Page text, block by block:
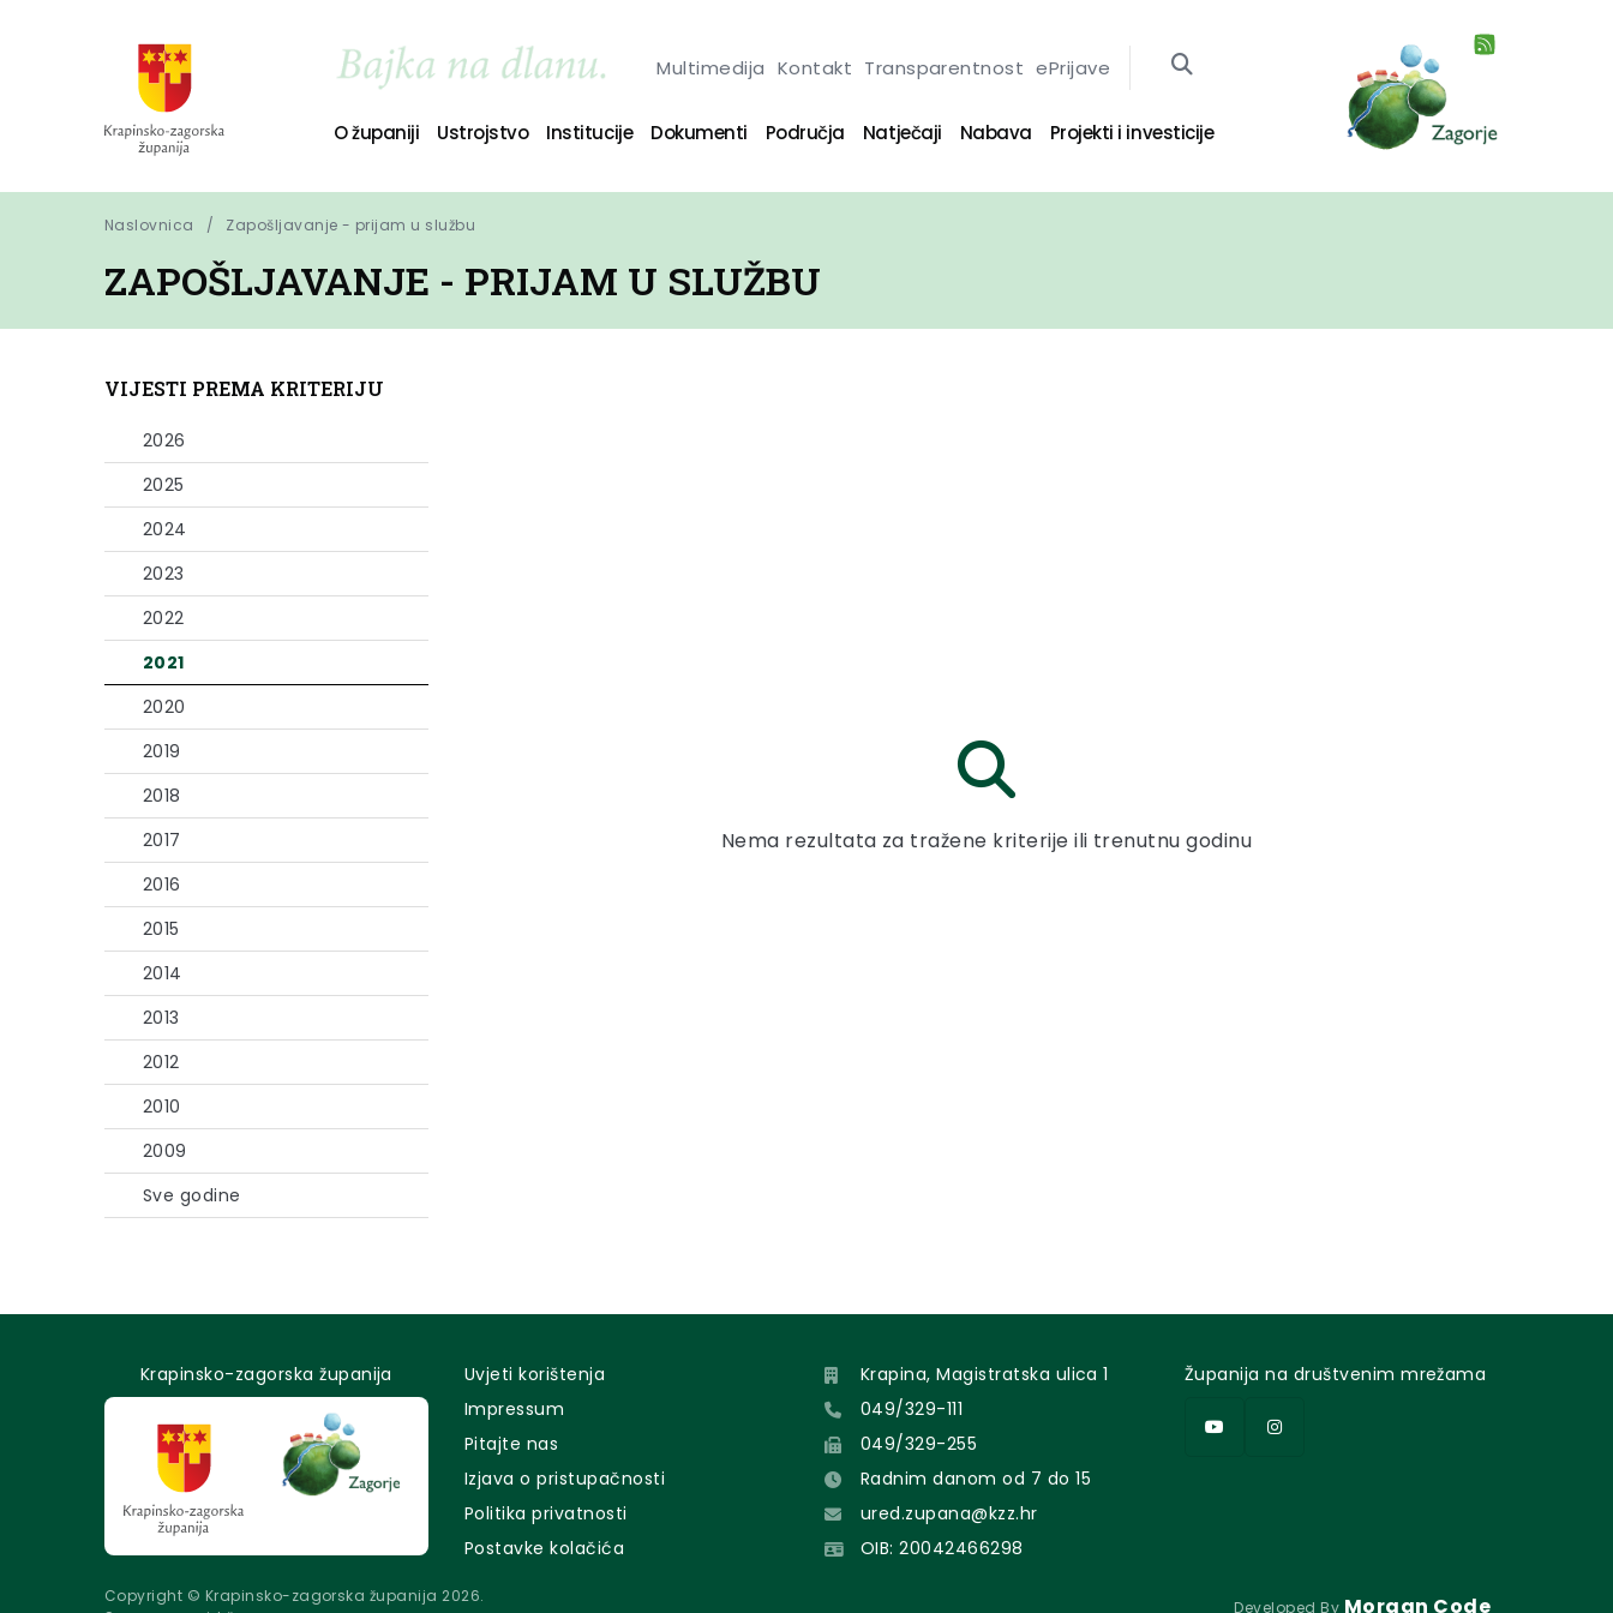
Multimedija Kontakt Transparentnost ePrijave
O županiji Ustrojstvo Institucije Dokumenti Područja Natječaji Nabava Projekti i investicije
Naslovnica Zapošljavanje - prijam u službu
ZAPOŠLJAVANJE - PRIJAM U SLUŽBU
VIJESTI PREMA KRITERIJU
2026
2025
2024
2023
2022
2021
2020
2019
2018
2017
2016
2015
2014
2013
2012
2010
2009
Sve godine
Nema rezultata za tražene kriterije ili trenutnu godinu
Krapinsko-zagorska županija
Uvjeti korištenja
Impressum
Pitajte nas
Izjava o pristupačnosti
Politika privatnosti
Postavke kolačića
Krapina, Magistratska ulica 1
049/329-111
049/329-255
Radnim danom od 7 do 15
ured.zupana@kzz.hr
OIB: 20042466298
Županija na društvenim mrežama
Copyright © Krapinsko-zagorska županija 2026.
Developed By Morgan Code